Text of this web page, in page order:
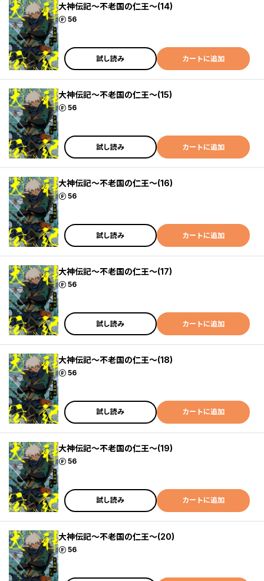
大神伝記～不老国の仁王～(14)
56
ポイント
試し読み カートに追加
大神伝記～不老国の仁王～(15)
56
ポイント
試し読み カートに追加
大神伝記～不老国の仁王～(16)
56
ポイント
試し読み カートに追加
大神伝記～不老国の仁王～(17)
56
ポイント
試し読み カートに追加
大神伝記～不老国の仁王～(18)
56
ポイント
試し読み カートに追加
大神伝記～不老国の仁王～(19)
56
ポイント
試し読み カートに追加
大神伝記～不老国の仁王～(20)
56
ポイント